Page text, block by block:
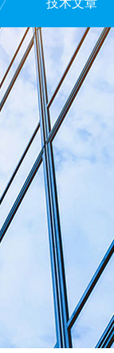
技术文章